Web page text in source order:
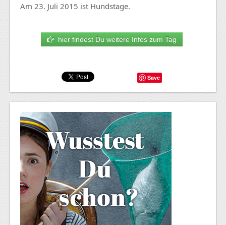
Am 23. Juli 2015 ist Hundstage.
hier findest Du weitere Infos zum Tag
Save